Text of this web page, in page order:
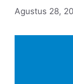
Agustus 28,